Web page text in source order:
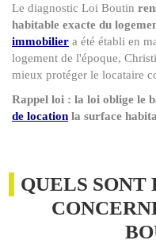
Le diagnostic Loi Boutin
habitable exacte du
immobilier a été établi en
logement de l'époque,
mieux protéger le locataire
Rappel loi : la loi oblige le
de location la surface
QUELS SONT